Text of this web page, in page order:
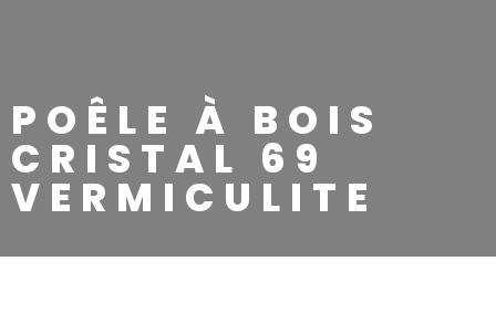
POÊLE À BOIS
CRISTAL 69
VERMICULITE